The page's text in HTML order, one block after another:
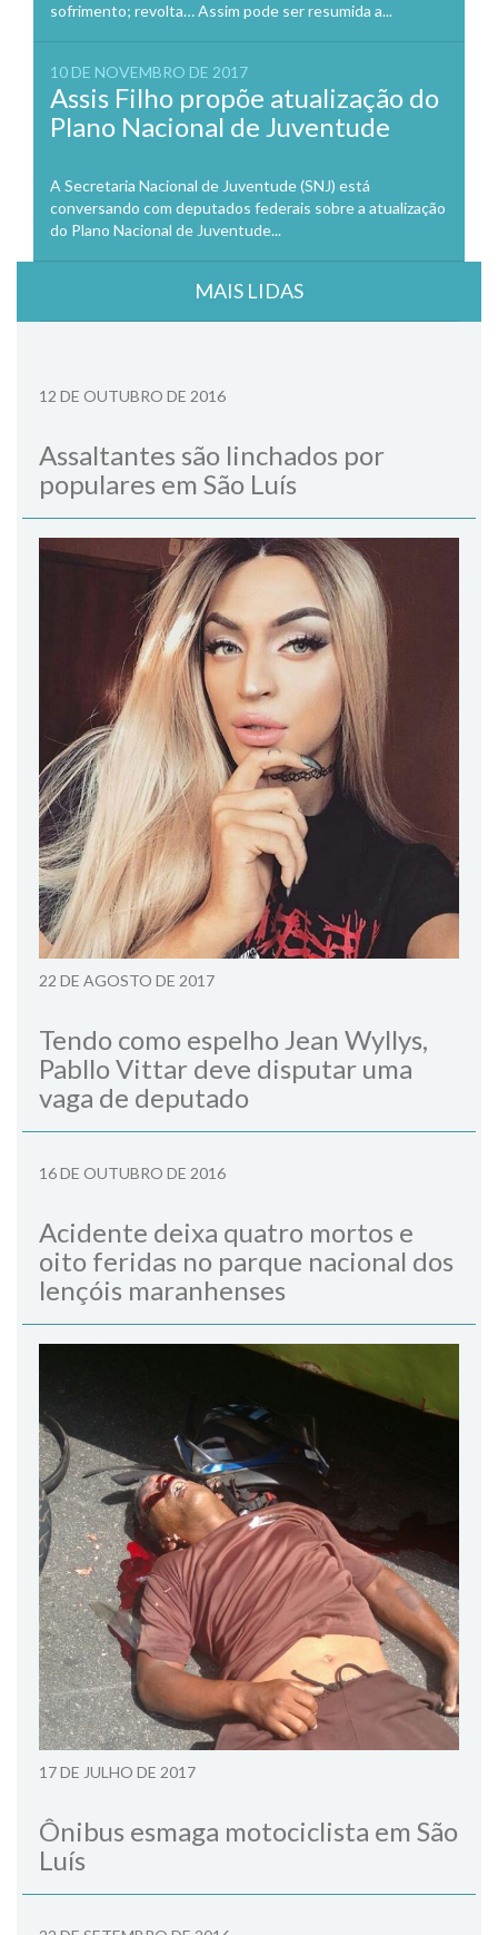
sofrimento; revolta… Assim pode ser resumida a...
10 DE NOVEMBRO DE 2017
Assis Filho propõe atualização do
Plano Nacional de Juventude
A Secretaria Nacional de Juventude (SNJ) está
conversando com deputados federais sobre a atualização
do Plano Nacional de Juventude...
MAIS LIDAS
12 DE OUTUBRO DE 2016
Assaltantes são linchados por
populares em São Luís
22 DE AGOSTO DE 2017
Tendo como espelho Jean Wyllys,
Pabllo Vittar deve disputar uma
vaga de deputado
16 DE OUTUBRO DE 2016
Acidente deixa quatro mortos e
oito feridas no parque nacional dos
lençóis maranhenses
17 DE JULHO DE 2017
Ônibus esmaga motociclista em São
Luís